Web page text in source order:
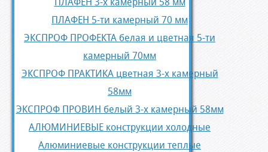
ПЛАФЕН 5-ти камерный 70 мм
ЭКСПРОФ ПРОФЕКТА белая и цветная 5-ти
камерный 70мм
ЭКСПРОФ ПРАКТИКА цветная 3-х камерный
58мм
ЭКСПРОФ ПРОВИН белый 3-х камерный 58мм
АЛЮМИНИЕВЫЕ конструкции холодные
Алюминиевые конструкции теплые